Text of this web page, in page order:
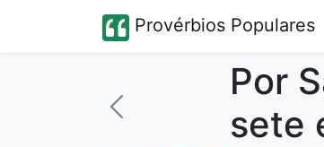
Provérbios Populares
Por
sete